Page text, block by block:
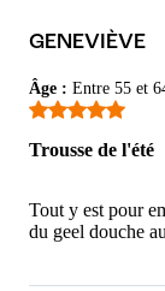
Marion
Pour le tarif
5/5
Parfait
Cette box est
GENEVIÈVE
Âge : Entre 55 et
Trousse de l'été
Tout y est pour
du geel douche